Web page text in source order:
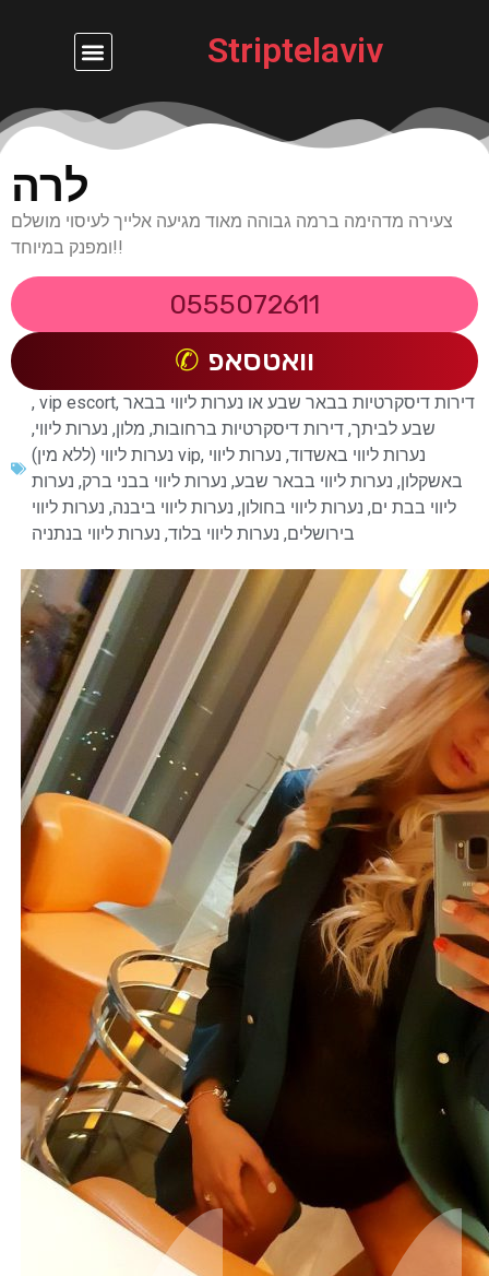
Striptelaviv
לרה
צעירה מדהימה ברמה גבוהה מאוד מגיעה אלייך לעיסוי מושלם
ומפנק במיוחד!!
0555072611
וואטסאפ
, vip escort, דירות דיסקרטיות בבאר שבע או נערות ליווי בבאר
שבע לביתך, דירות דיסקרטיות ברחובות, מלון, נערות ליווי,
נערות ליווי (ללא מין) vip, נערות ליווי באשדוד, נערות ליווי
באשקלון, נערות ליווי בבאר שבע, נערות ליווי בבני ברק, נערות
ליווי בבת ים, נערות ליווי בחולון, נערות ליווי ביבנה, נערות ליווי
בירושלים, נערות ליווי בלוד, נערות ליווי בנתניה